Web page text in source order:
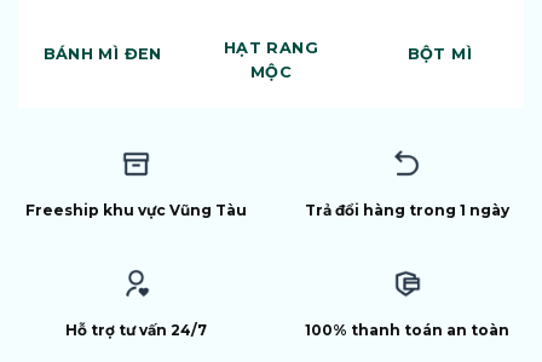
BÁNH MÌ ĐEN
HẠT RANG
MỘC
BỘT MÌ
Freeship khu vực Vũng Tàu Trả đổi hàng trong 1 ngày
Hỗ trợ tư vấn 24/7 100% thanh toán an toàn